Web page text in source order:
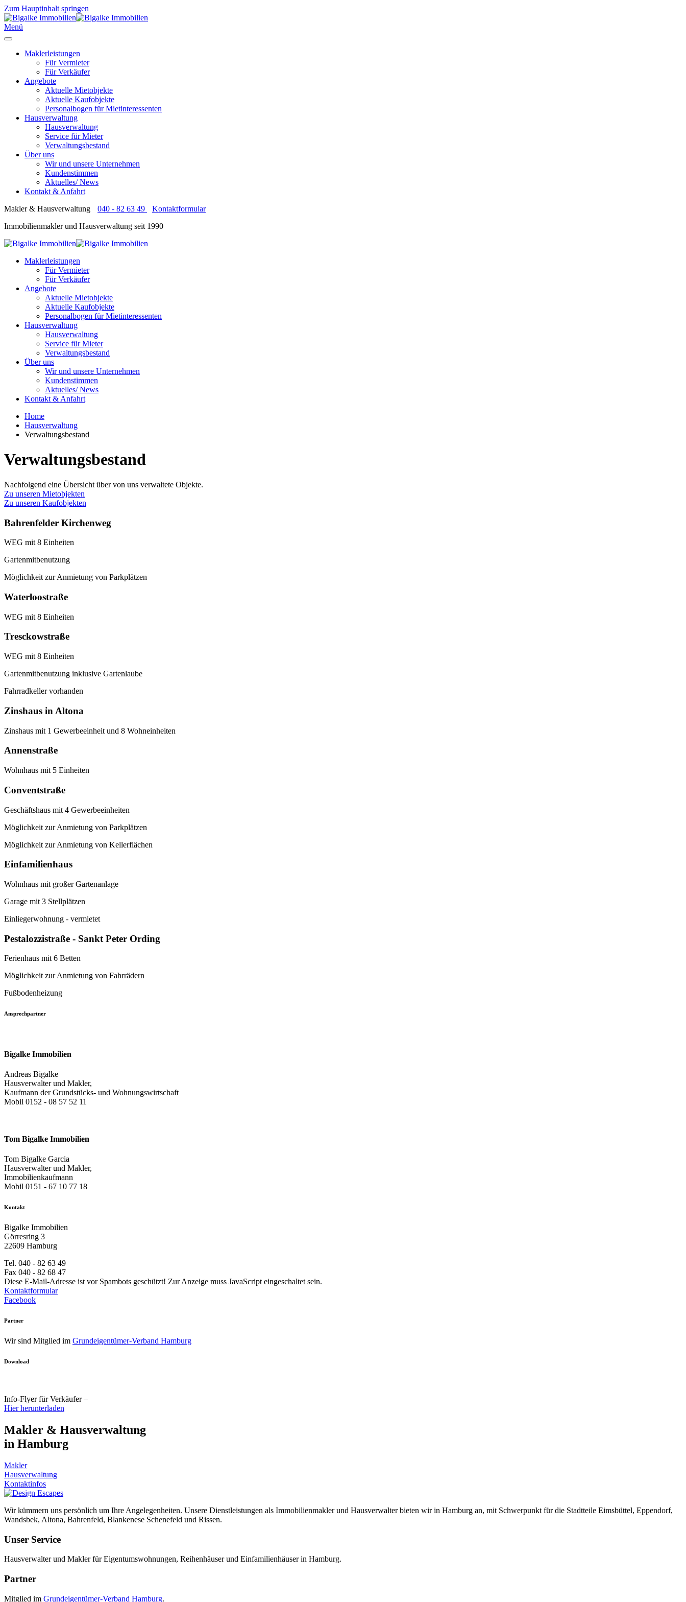
Zum Hauptinhalt springen
Menü
Maklerleistungen
Für Vermieter
Für Verkäufer
Angebote
Aktuelle Mietobjekte
Aktuelle Kaufobjekte
Personalbogen für Mietinteressenten
Hausverwaltung
Hausverwaltung
Service für Mieter
Verwaltungsbestand
Über uns
Wir und unsere Unternehmen
Kundenstimmen
Aktuelles/ News
Kontakt & Anfahrt
Makler & Hausverwaltung
040 - 82 63 49
Kontaktformular
Immobilienmakler und Hausverwaltung seit 1990
Maklerleistungen
Für Vermieter
Für Verkäufer
Angebote
Aktuelle Mietobjekte
Aktuelle Kaufobjekte
Personalbogen für Mietinteressenten
Hausverwaltung
Hausverwaltung
Service für Mieter
Verwaltungsbestand
Über uns
Wir und unsere Unternehmen
Kundenstimmen
Aktuelles/ News
Kontakt & Anfahrt
Home
Hausverwaltung
Verwaltungsbestand
Verwaltungsbestand
Nachfolgend eine Übersicht über von uns verwaltete Objekte.
Zu unseren Mietobjekten
Zu unseren Kaufobjekten
Bahrenfelder Kirchenweg
WEG mit 8 Einheiten
Gartenmitbenutzung
Möglichkeit zur Anmietung von Parkplätzen
Waterloostraße
WEG mit 8 Einheiten
Tresckowstraße
WEG mit 8 Einheiten
Gartenmitbenutzung inklusive Gartenlaube
Fahrradkeller vorhanden
Zinshaus in Altona
Zinshaus mit 1 Gewerbeeinheit und 8 Wohneinheiten
Annenstraße
Wohnhaus mit 5 Einheiten
Conventstraße
Geschäftshaus mit 4 Gewerbeeinheiten
Möglichkeit zur Anmietung von Parkplätzen
Möglichkeit zur Anmietung von Kellerflächen
Einfamilienhaus
Wohnhaus mit großer Gartenanlage
Garage mit 3 Stellplätzen
Einliegerwohnung - vermietet
Pestalozzistraße - Sankt Peter Ording
Ferienhaus mit 6 Betten
Möglichkeit zur Anmietung von Fahrrädern
Fußbodenheizung
Ansprechpartner
Bigalke Immobilien
Andreas Bigalke
Hausverwalter und Makler,
Kaufmann der Grundstücks- und Wohnungswirtschaft
Mobil 0152 - 08 57 52 11
Tom Bigalke Immobilien
Tom Bigalke Garcia
Hausverwalter und Makler,
Immobilienkaufmann
Mobil 0151 - 67 10 77 18
Kontakt
Bigalke Immobilien
Görresring 3
22609 Hamburg
Tel. 040 - 82 63 49
Fax 040 - 82 68 47
Diese E-Mail-Adresse ist vor Spambots geschützt! Zur Anzeige muss JavaScript eingeschaltet sein.
Kontaktformular
Facebook
Partner
Wir sind Mitglied im Grundeigentümer-Verband Hamburg
Download
Info-Flyer für Verkäufer –
Hier herunterladen
Makler & Hausverwaltung
in Hamburg
Makler
Hausverwaltung
Kontaktinfos
Wir kümmern uns persönlich um Ihre Angelegenheiten. Unsere Dienstleistungen als Immobilienmakler und Hausverwalter bieten wir in Hamburg an, mit Schwerpunkt für die Stadtteile Eimsbüttel, Eppendorf,
Wandsbek, Altona, Bahrenfeld, Blankenese Schenefeld und Rissen.
Unser Service
Hausverwalter und Makler für Eigentumswohnungen, Reihenhäuser und Einfamilienhäuser in Hamburg.
Partner
Mitglied im Grundeigentümer-Verband Hamburg.